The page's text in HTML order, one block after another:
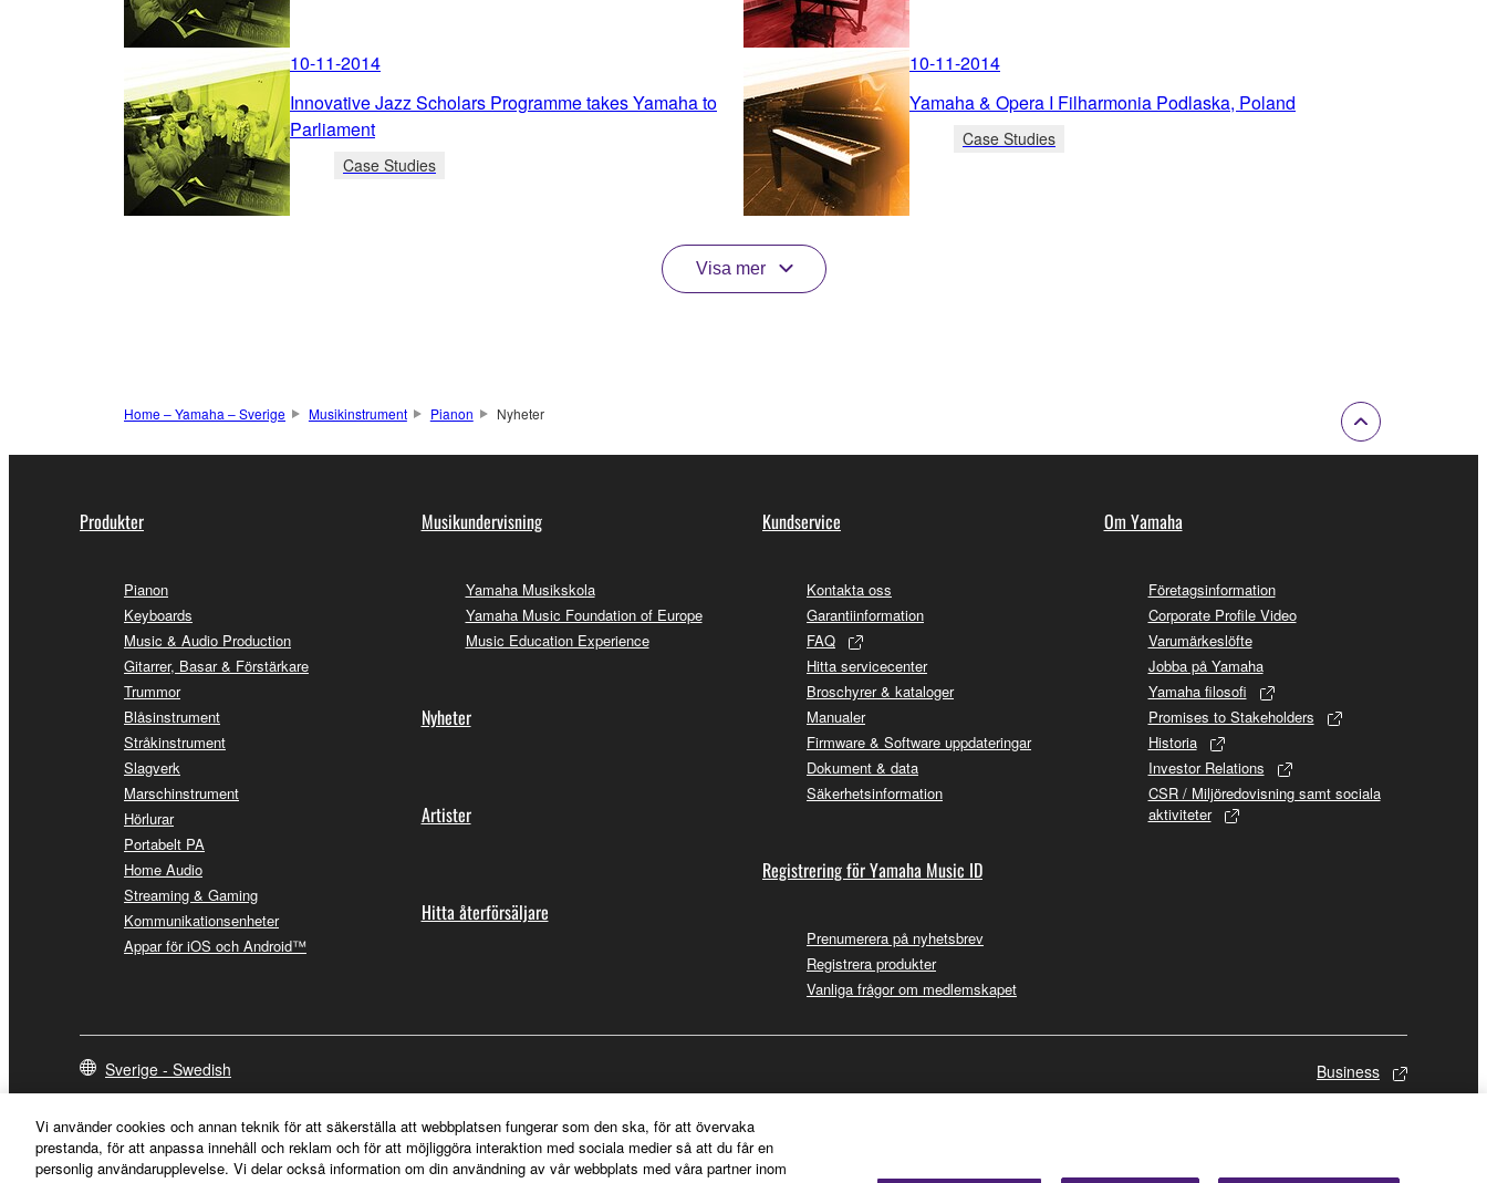
10-11-2014
Innovative Jazz Scholars Programme takes Yamaha to
Parliament
Case Studies
10-11-2014
Yamaha & Opera I Filharmonia Podlaska, Poland
Case Studies
Visa mer
Home – Yamaha – Sverige Musikinstrument Pianon Nyheter
Produkter
Pianon
Keyboards
Music & Audio Production
Gitarrer, Basar & Förstärkare
Trummor
Blåsinstrument
Stråkinstrument
Slagverk
Marschinstrument
Hörlurar
Portabelt PA
Home Audio
Streaming & Gaming
Kommunikationsenheter
Appar för iOS och Android™
Musikundervisning
Yamaha Musikskola
Yamaha Music Foundation of Europe
Music Education Experience
Nyheter
Artister
Hitta återförsäljare
Kundservice
Kontakta oss
Garantiinformation
FAQ
Hitta servicecenter
Broschyrer & kataloger
Manualer
Firmware & Software uppdateringar
Dokument & data
Säkerhetsinformation
Registrering för Yamaha Music ID
Prenumerera på nyhetsbrev
Registrera produkter
Vanliga frågor om medlemskapet
Om Yamaha
Företagsinformation
Corporate Profile Video
Varumärkeslöfte
Jobba på Yamaha
Yamaha filosofi
Promises to Stakeholders
Historia
Investor Relations
CSR / Miljöredovisning samt sociala
aktiviteter
Sverige - Swedish Business
Vi använder cookies och annan teknik för att säkerställa att webbplatsen fungerar som den ska, för att övervaka
prestanda, för att anpassa innehåll och reklam och för att möjliggöra interaktion med sociala medier så att du får en
personlig användarupplevelse. Vi delar också information om din användning av vår webbplats med våra partner inom